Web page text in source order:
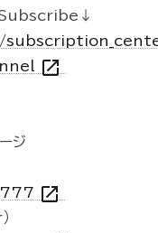
/Subscribe↓
open_in_new
ジ
open_in_new